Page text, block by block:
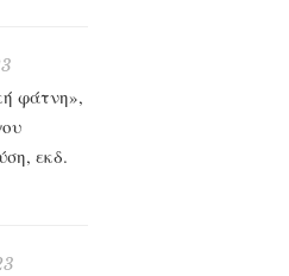
φάτνη»,
εκδ.